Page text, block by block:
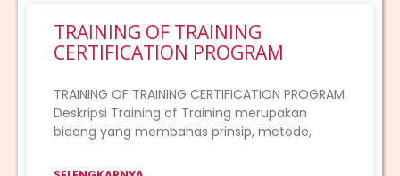
TRAINING OF TRAINING
CERTIFICATION PROGRAM
TRAINING OF TRAINING CERTIFICATION PROGRAM
Deskripsi Training of Training merupakan
bidang yang membahas prinsip, metode,